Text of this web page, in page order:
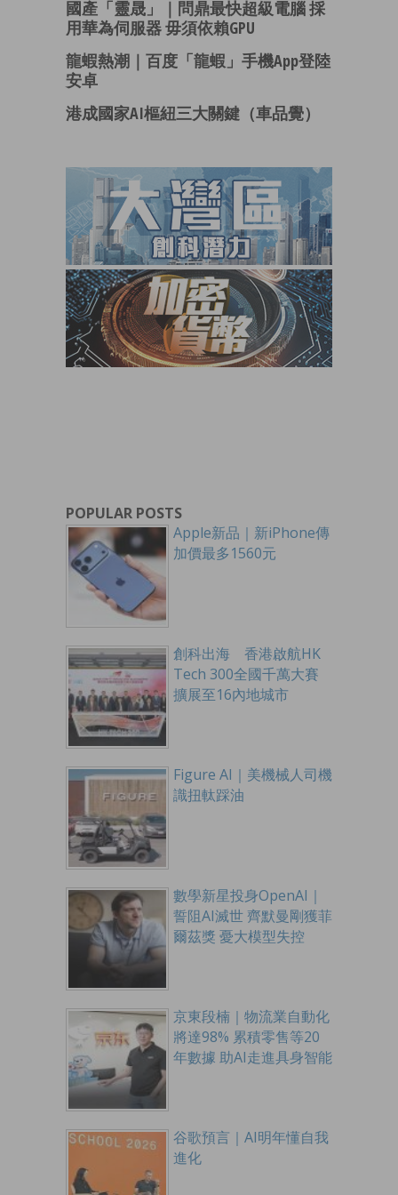
國產「靈晟」｜問鼎最快超級電腦 採
用華為伺服器 毋須依賴GPU
龍蝦熱潮｜百度「龍蝦」手機App登陸
安卓
港成國家AI樞紐三大關鍵（車品覺）
POPULAR POSTS
Apple新品｜新iPhone傳
加價最多1560元
創科出海 香港啟航HK
Tech 300全國千萬大賽
擴展至16內地城市
Figure AI｜美機械人司機
識扭軚踩油
數學新星投身OpenAI｜
誓阻AI滅世 齊默曼剛獲菲
爾茲獎 憂大模型失控
京東段楠｜物流業自動化
將達98% 累積零售等20
年數據 助AI走進具身智能
谷歌預言｜AI明年懂自我
進化